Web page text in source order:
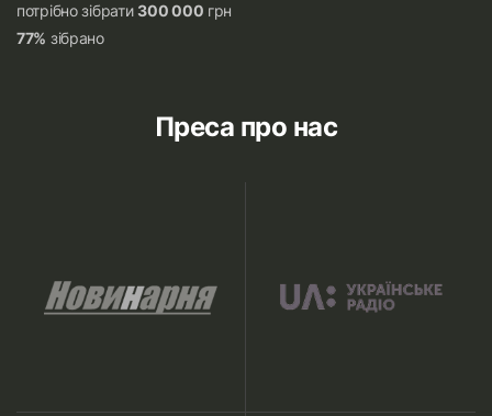
потрібно зібрати300 000 грн
77% зібрано
Преса про нас